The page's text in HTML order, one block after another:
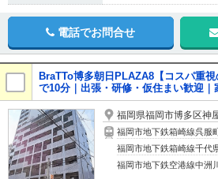
電話でお問合せ
BraTTo博多朝日PLAZA8【コスパ重
で10分｜出張・研修・仮住まい歓迎｜
福岡県福岡市博多区神
福岡市地下鉄箱崎線呉服
福岡市地下鉄箱崎線千代
福岡市地下鉄空港線中洲